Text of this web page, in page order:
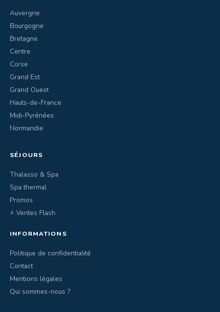
Auvergne
Bourgogne
Bretagne
Centre
Corse
Grand Est
Grand Ouest
Hauts-de-France
Midi-Pyrénées
Normandie
SÉJOURS
Thalasso & Spa
Spa thermal
Promos
⚡ Ventes Flash
INFORMATIONS
Politique de confidentialité
Contact
Mentions légales
Qui sommes-nous ?